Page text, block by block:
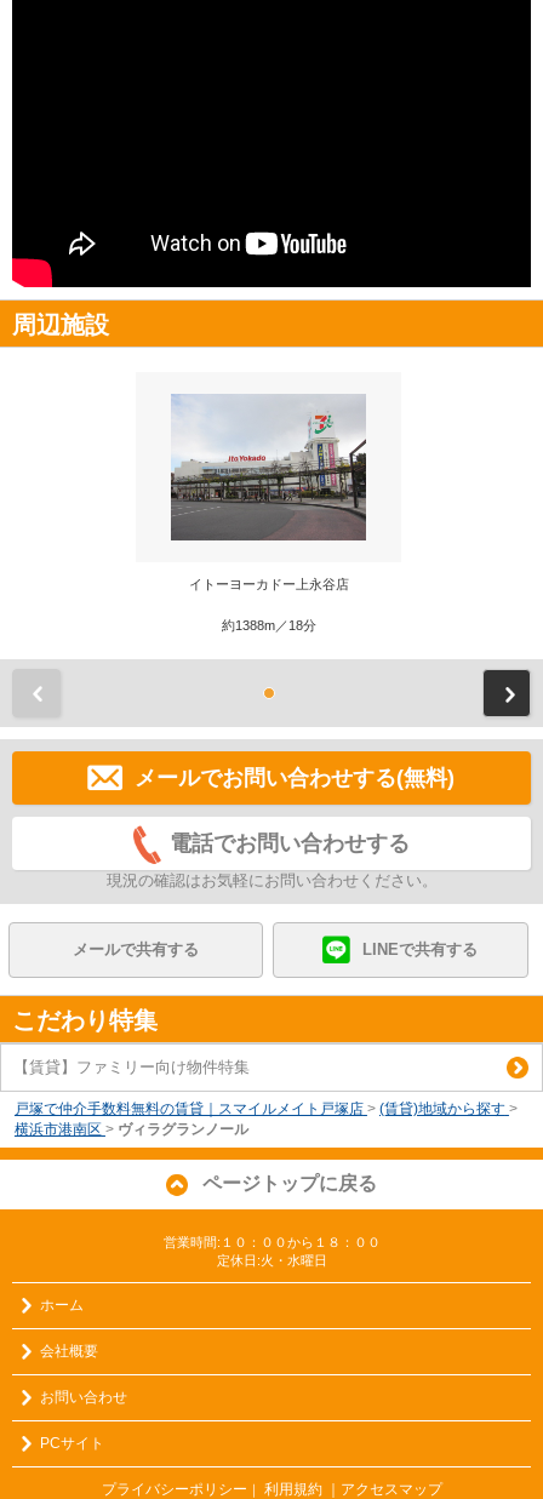
周辺施設
イトーヨーカドー上永谷店
約1388m／18分
メールでお問い合わせする(無料)
電話でお問い合わせする
現況の確認はお気軽にお問い合わせください。
メールで共有する LINEで共有する
こだわり特集
【賃貸】ファミリー向け物件特集
戸塚で仲介手数料無料の賃貸｜スマイルメイト戸塚店 > (賃貸)地域から探す >
横浜市港南区 > ヴィラグランノール
ページトップに戻る
営業時間:１０：００から１８：００
定休日:火・水曜日
ホーム
会社概要
お問い合わせ
PCサイト
プライバシーポリシー ｜ 利用規約 ｜アクセスマップ